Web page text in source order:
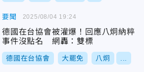
要聞
德國在台協會被灌爆！回應八炯納粹
事件沒點名 網轟：雙標
德國在台協會 大罷免 八炯
2025/08/04 19:24